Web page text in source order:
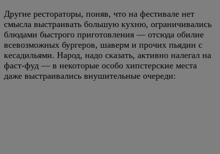
Другие рестораторы, поняв, что на фестивале нет
смысла выстраивать большую кухню, ограничивались
блюдами быстрого приготовления — отсюда обилие
всевозможных бургеров, шаверм и прочих пьядин с
кесадильями. Народ, надо сказать, активно налегал на
фаст-фуд — в некоторые особо хипстерские места
даже выстраивались внушительные очереди: